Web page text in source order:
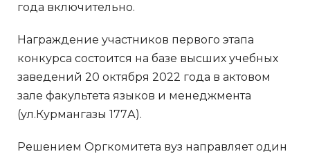
года включительно.
Награждение участников первого этапа
конкурса состоится на базе высших учебных
заведений 20 октября 2022 года в актовом
зале факультета языков и менеджмента
(ул.Курмангазы 177А).
Решением Оргкомитета вуз направляет один